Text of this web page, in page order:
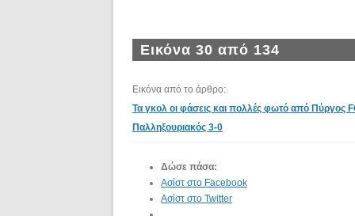
Εικόνα 30 από 134
Εικόνα από το άρθρο:
Τα γκολ οι φάσεις και πολλές φωτό από Πύργος
Παλληξουριακός 3-0
Δώσε πάσα:
Ασίστ στο Facebook
Ασίστ στο Twitter